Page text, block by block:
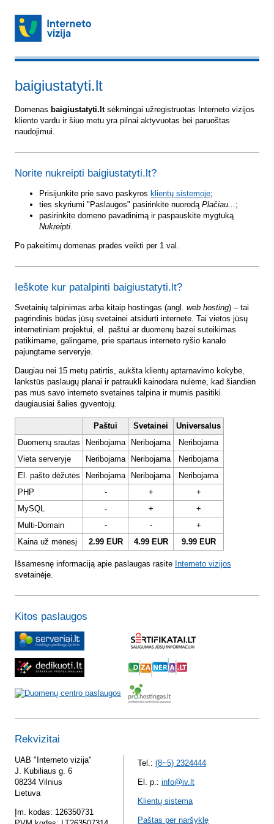
baigiustatyti.lt
Domenas baigiustatyti.ltsėkmingai užregistruotas Interneto vizijos
kliento vardu ir šiuo metu yra pilnai aktyvuotas bei paruoštas
naudojimui.
Norite nukreipti baigiustatyti.lt?
Prisijunkite prie savo paskyros klientų sistemoje;
ties skyriumi "Paslaugos" pasirinkite nuorodą Plačiau... ;
pasirinkite domeno pavadinimą ir paspauskite mygtuką
Nukreipti.
Po pakeitimų domenas pradės veikti per 1 val.
Ieškote kur patalpinti baigiustatyti.lt?
Svetainių talpinimas arba kitaip hostingas (angl. web hosting) – tai
pagrindinis būdas jūsų svetainei atsidurti internete. Tai vietos jūsų
internetiniam projektui, el. paštui ar duomenų bazei suteikimas
patikimame, galingame, prie spartaus interneto ryšio kanalo
pajungtame serveryje.
Daugiau nei 15 metų patirtis, aukšta klientų aptarnavimo kokybė,
lankstūs paslaugų planai ir patraukli kainodara nulėmė, kad šiandien
pas mus savo interneto svetaines talpina ir mumis pasitiki
daugiausiai šalies gyventojų.
Paštui Svetainei
Universalus
Duomenų srautas
Neribojama Neribojama
Neribojama
Vieta serveryje
Neribojama Neribojama
Neribojama
El. pašto dėžutės
Neribojama Neribojama
Neribojama
PHP
- +
+
MySQL
- +
+
Multi-Domain
- -
+
Kaina už mėnesį
2.99 EUR 4.99 EUR 9.99 EUR
Išsamesnę informaciją apie paslaugas rasite Interneto vizijos
svetainėje.
Kitos paslaugos
Rekvizitai
UAB "Interneto vizija"
J. Kubiliaus g. 6
08234 Vilnius
Lietuva
Įm. kodas: 126350731
Tel.: (8~5) 2324444
El. p.: info@iv.lt
Klientų sistema
Paštas per naršyklę